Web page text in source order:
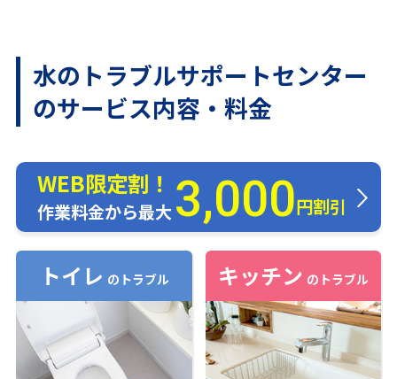
水のトラブルサポートセンター
のサービス内容・料金
WEB限定割！
作業料金から最大3,000円割引
トイレ のトラブル キッチン のトラブル